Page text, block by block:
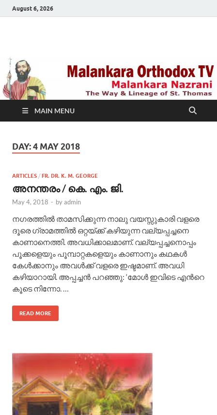
August 6, 2026
TV
MAIN MENU
DAY:4 MAY 2018
ARTICLES / FR. DR. K. M. GEORGE
അനന്തരം / കെ. എം. ജി.
May 4, 2018 - byadmin
നഗരത്തില്‍ താമസിക്കുന്ന നാലു വയസ്സുകാരി വളരെ
ദൂരെ ഗ്രാമത്തില്‍ ഒറ്റയ്ക്ക് കഴിയുന്ന വല്യപ്പച്ചനെ
കാണാനെത്തി. അവധിക്കാലമാണ്. വല്യപ്പച്ചനൊപ്പം
പൂക്കളെയും പൂമ്പാറ്റകളെയും കാണാനും കഥകള്‍
കേള്‍ക്കാനും അവള്‍ക്ക് വളരെ ഇഷ്ടമാണ്. അവധി
കഴിയാറായി. അപ്പച്ചന്‍ പറഞ്ഞു: ‘മോള്‍ ഇവിടെ എന്‍റെ
കൂടെ നിന്നോ. …
READ MORE